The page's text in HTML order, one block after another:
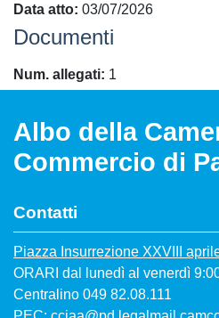
Data atto 03/07/2026
Documenti
Num. allegati 1
Albo della
Commercio di
Contatti
Piazza Insurrezione XXVIII
ORARI dal lunedì al venerdì
Centralino 049 82.08.111